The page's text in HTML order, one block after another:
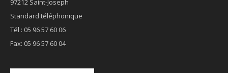
97212 Saint-Joseph
Standard téléphonique
Tél : 05 96 57 60 06
Fax: 05 96 57 60 04